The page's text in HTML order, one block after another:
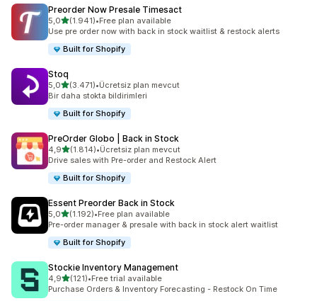
Preorder Now Presale Timesact
5,05 yıldız üzerinden
(1.941)
toplam 1941 değerlendirme
•Free plan available
Use pre order now with back in stock waitlist & restock alerts
Built for Shopify
Stoq
5,05 yıldız üzerinden
(3.471)
toplam 3471 değerlendirme
•Ücretsiz plan mevcut
Bir daha stokta bildirimleri
Built for Shopify
PreOrder Globo | Back in Stock
4,95 yıldız üzerinden
(1.814)
toplam 1814 değerlendirme
•Ücretsiz plan mevcut
Drive sales with Pre-order and Restock Alert
Built for Shopify
Essent Preorder Back in Stock
5,05 yıldız üzerinden
(1.192)
toplam 1192 değerlendirme
•Free plan available
Pre-order manager & presale with back in stock alert waitlist
Built for Shopify
Stockie Inventory Management
4,95 yıldız üzerinden
(121)
toplam 121 değerlendirme
•Free trial available
Purchase Orders & Inventory Forecasting - Restock On Time